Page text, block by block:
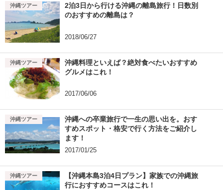
2泊3日から行ける沖縄の離島旅行！日数別
のおすすめの離島は？
2018/06/27
沖縄ツアー
沖縄料理といえば？絶対食べたいおすすめ
グルメはこれ！
2017/06/06
沖縄ツアー
沖縄への卒業旅行で一生の思い出を。おす
すめスポット・格安で行く方法をご紹介し
ます！
2017/01/25
沖縄ツアー
【沖縄本島3泊4日プラン】家族での沖縄旅
行におすすめコースはこれ！
沖縄ツアー